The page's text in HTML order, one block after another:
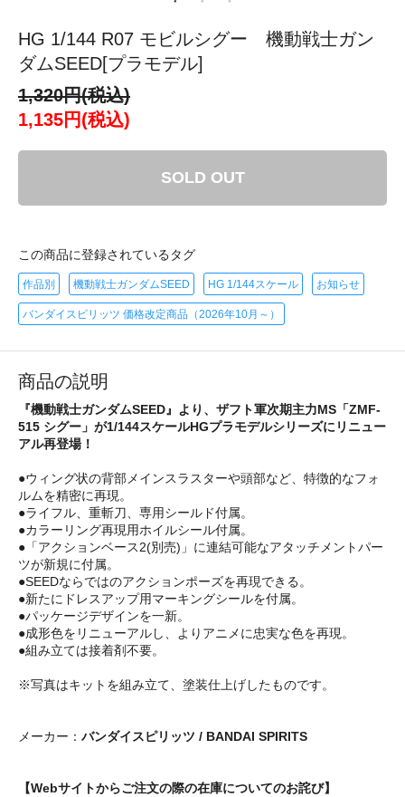
HG 1/144 R07 モビルシグー 機動戦士ガン
ダムSEED[プラモデル]
1,320円(税込)
1,135円(税込)
SOLD OUT
この商品に登録されているタグ
作品別 機動戦士ガンダムSEED HG 1/144スケール お知らせ
バンダイスピリッツ 価格改定商品（2026年10月～）
商品の説明
『機動戦士ガンダムSEED』より、ザフト軍次期主力MS「ZMF-
515 シグー」が1/144スケールHGプラモデルシリーズにリニュー
アル再登場！
●ウィング状の背部メインスラスターや頭部など、特徴的なフォ
ルムを精密に再現。
●ライフル、重斬刀、専用シールド付属。
●カラーリング再現用ホイルシール付属。
●「アクションベース2(別売)」に連結可能なアタッチメントパー
ツが新規に付属。
●SEEDならではのアクションポーズを再現できる。
●新たにドレスアップ用マーキングシールを付属。
●パッケージデザインを一新。
●成形色をリニューアルし、よりアニメに忠実な色を再現。
●組み立ては接着剤不要。
※写真はキットを組み立て、塗装仕上げしたものです。
メーカー： バンダイスピリッツ / BANDAI SPIRITS
【Webサイトからご注文の際の在庫についてのお詫び】